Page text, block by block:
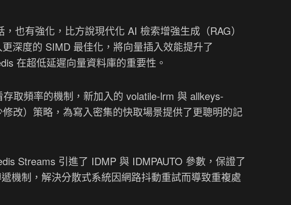
也有強化，比方說現代化 AI 檢索增強生成（RAG）
深度的 SIMD 最佳化，將向量插入效能提升了
在超低延遲向量資料庫的重要性。
取頻率的機制，新加入的 volatile-lrm 與 allkeys-
改）策略，為寫入密集的快取場景提供了更聰明的記
Streams 引進了 IDMP 與 IDMPAUTO 參數，保證了
機制，解決分散式系統因網路抖動重試而導致重複處